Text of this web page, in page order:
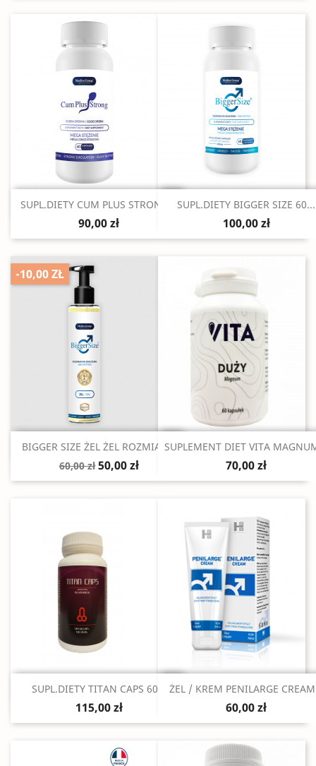
Szybki podgląd
SUPL.DIETY CUM PLUS STRONG...
90,00 zł
Szybki podgląd
SUPL.DIETY BIGGER SIZE 60...
100,00 zł
Szybki podgląd
BIGGER SIZE ŻEL ŻEL ROZMIAR...
60,00 zł 50,00 zł
-10,00 ZŁ
Szybki podgląd
SUPLEMENT DIET VITA
70,00 zł
Szybki podgląd
SUPL.DIETY TITAN CAPS 60...
115,00 zł
Szybki podgląd
ŻEL / KREM PENILARGE
60,00 zł